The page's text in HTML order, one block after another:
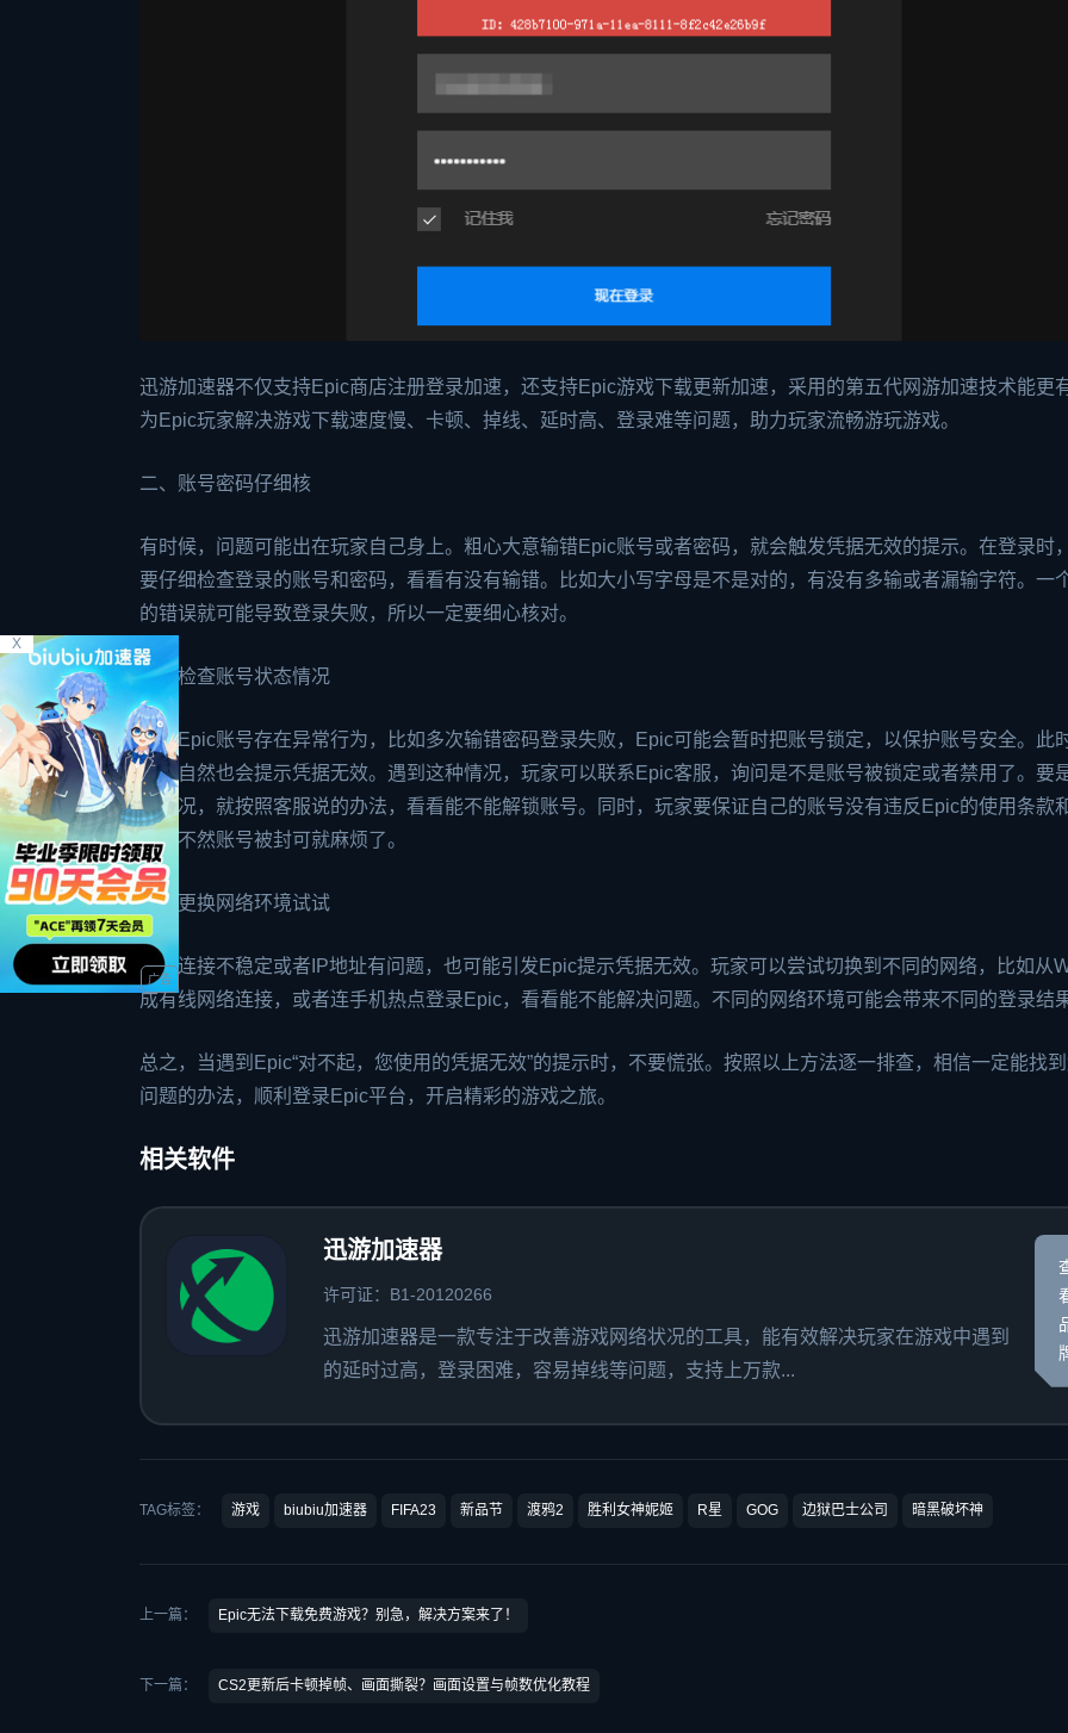
X
迅游加速器不仅支持Epic商店注册登录加速，还支持Epic游戏下载更新加速，采用的第五代网游加速技术能更
为Epic玩家解决游戏下载速度慢、卡顿、掉线、延时高、登录难等问题，助力玩家流畅游玩游戏。
二、账号密码仔细核
有时候，问题可能出在玩家自己身上。粗心大意输错Epic账号或者密码，就会触发凭据无效的提示。在登录时
要仔细检查登录的账号和密码，看看有没有输错。比如大小写字母是不是对的，有没有多输或者漏输字符。一
的错误就可能导致登录失败，所以一定要细心核对。
三、检查账号状态情况
如果Epic账号存在异常行为，比如多次输错密码登录失败，Epic可能会暂时把账号锁定，以保护账号安全。此
录，自然也会提示凭据无效。遇到这种情况，玩家可以联系Epic客服，询问是不是账号被锁定或者禁用了。要
这情况，就按照客服说的办法，看看能不能解锁账号。同时，玩家要保证自己的账号没有违反Epic的使用条款
件，不然账号被封可就麻烦了。
四、更换网络环境试试
网络连接不稳定或者IP地址有问题，也可能引发Epic提示凭据无效。玩家可以尝试切换到不同的网络，比如从
成有线网络连接，或者连手机热点登录Epic，看看能不能解决问题。不同的网络环境可能会带来不同的登录结果
总之，当遇到Epic“对不起，您使用的凭据无效”的提示时，不要慌张。按照以上方法逐一排查，相信一定能找
问题的办法，顺利登录Epic平台，开启精彩的游戏之旅。
相关软件
迅游加速器
许可证：B1-20120266
迅游加速器是一款专注于改善游戏网络状况的工具，能有效解决玩家在游戏中遇到
的延时过高，登录困难，容易掉线等问题，支持上万款...
TAG标签： 游戏 biubiu加速器 FIFA23 新品节 渡鸦2 胜利女神妮姬 R星 GOG 边狱巴士公司 暗黑破坏神
上一篇： Epic无法下载免费游戏？别急，解决方案来了！
下一篇： CS2更新后卡顿掉帧、画面撕裂？画面设置与帧数优化教程